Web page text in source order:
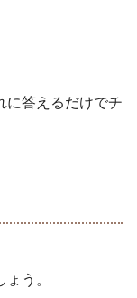
に答えるだけでチ
う。